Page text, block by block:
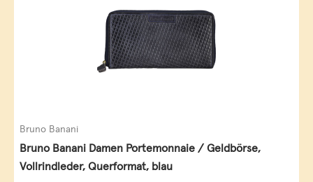
Bruno Banani
Bruno Banani Damen Portemonnaie / Geldbörse,
Vollrindleder, Querformat, blau